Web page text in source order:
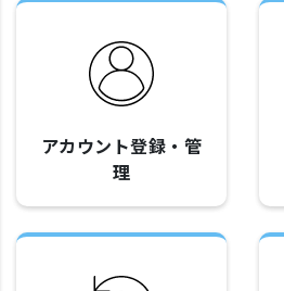
アカウント登録・管
理